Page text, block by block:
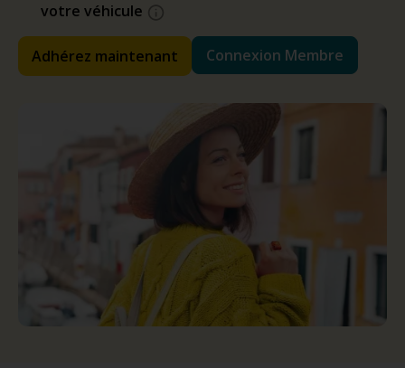
votre véhicule
Adhérez maintenant Connexion Membre